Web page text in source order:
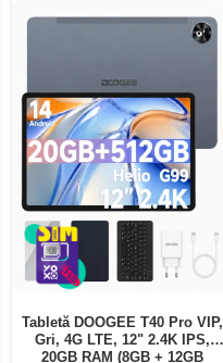
Tabletă DOOGEE T40 Pro VIP,
Gri, 4G LTE, 12" 2.4K IPS,
20GB RAM (8GB + 12GB